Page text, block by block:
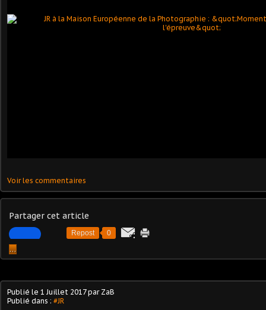
Voir les commentaires
Partager cet article
Repost 0
…
Publié le 1 Juillet 2017par ZaB
Publié dans : #JR